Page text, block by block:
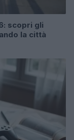
scopri gli
la città